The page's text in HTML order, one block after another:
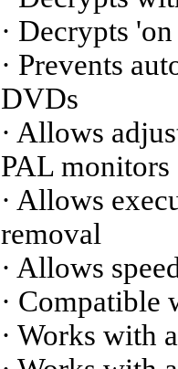
· Decrypts
· Prevents
DVDs
· Allows
PAL monitors
· Allows
removal
· Allows
·
· Works with